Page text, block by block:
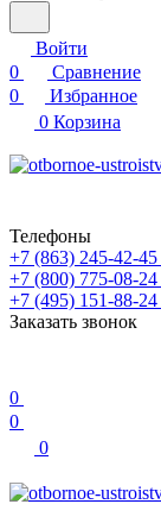
Войти
0
Сравнение
0
Избранное
0 Корзина
Телефоны
+7 (863) 245-42-45
+7 (800) 775-08-24
+7 (495) 151-88-24
Заказать звонок
0
0
0